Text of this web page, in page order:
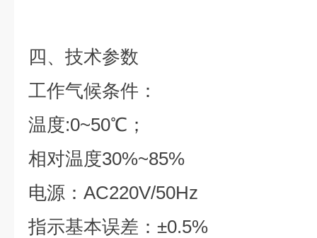
四、技术参数
工作气候条件：
温度:0~50℃；
相对温度30%~85%
电源：AC220V/50Hz
指示基本误差：±0.5%